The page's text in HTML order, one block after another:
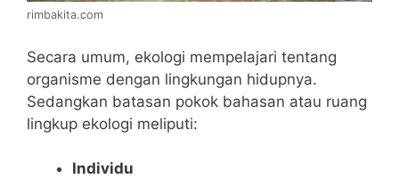
rimbakita.com
Secara umum, ekologi mempelajari tentang
organisme dengan lingkungan hidupnya.
Sedangkan batasan pokok bahasan atau ruang
lingkup ekologi meliputi:
Individu